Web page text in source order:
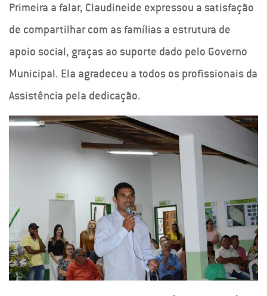
Primeira a falar, Claudineide expressou a satisfação
de compartilhar com as famílias a estrutura de
apoio social, graças ao suporte dado pelo Governo
Municipal. Ela agradeceu a todos os profissionais da
Assistência pela dedicação.